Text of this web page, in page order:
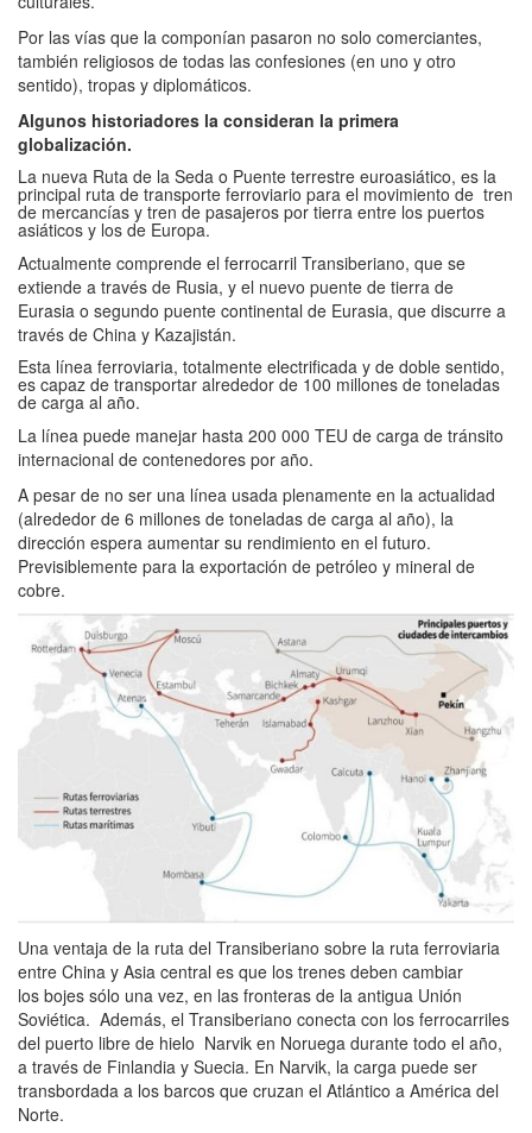
Por las vías que la componían pasaron no solo comerciantes,
también religiosos de todas las confesiones (en uno y otro
sentido), tropas y diplomáticos.
Algunos historiadores la consideran la primera
globalización.
La nueva Ruta de la Seda o Puente terrestre euroasiático, es la
principal ruta de transporte ferroviario para el movimiento de tren
de mercancías y tren de pasajeros por tierra entre los puertos
asiáticos y los de Europa.
Actualmente comprende el ferrocarril Transiberiano, que se
extiende a través de Rusia, y el nuevo puente de tierra de
Eurasia o segundo puente continental de Eurasia, que discurre a
través de China y Kazajistán.
Esta línea ferroviaria, totalmente electrificada y de doble sentido,
es capaz de transportar alrededor de 100 millones de toneladas
de carga al año.
La línea puede manejar hasta 200 000 TEU de carga de tránsito
internacional de contenedores por año.
A pesar de no ser una línea usada plenamente en la actualidad
(alrededor de 6 millones de toneladas de carga al año), la
dirección espera aumentar su rendimiento en el futuro.
Previsiblemente para la exportación de petróleo y mineral de
cobre.
Una ventaja de la ruta del Transiberiano sobre la ruta ferroviaria
entre China y Asia central es que los trenes deben cambiar
los bojes sólo una vez, en las fronteras de la antigua Unión
Soviética. ​ Además, el Transiberiano conecta con los ferrocarriles
del puerto libre de hielo Narvik en Noruega durante todo el año,
a través de Finlandia y Suecia. En Narvik, la carga puede ser
transbordada a los barcos que cruzan el Atlántico a América del
Norte.